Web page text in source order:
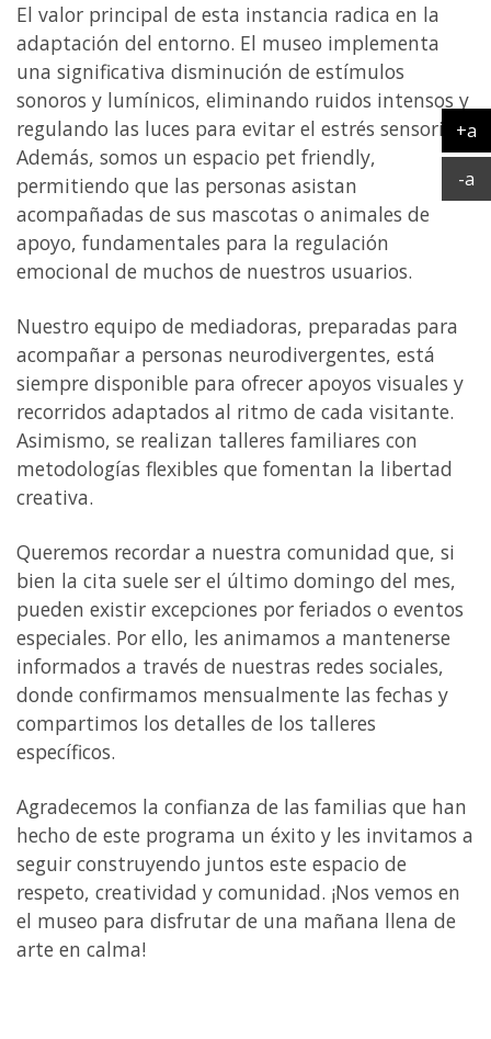
El valor principal de esta instancia radica en la
adaptación del entorno. El museo implementa
una significativa disminución de estímulos
sonoros y lumínicos, eliminando ruidos intensos y
regulando las luces para evitar el estrés sensorial.
Además, somos un espacio pet friendly,
permitiendo que las personas asistan
acompañadas de sus mascotas o animales de
apoyo, fundamentales para la regulación
emocional de muchos de nuestros usuarios.
Nuestro equipo de mediadoras, preparadas para
acompañar a personas neurodivergentes, está
siempre disponible para ofrecer apoyos visuales y
recorridos adaptados al ritmo de cada visitante.
Asimismo, se realizan talleres familiares con
metodologías flexibles que fomentan la libertad
creativa.
Queremos recordar a nuestra comunidad que, si
bien la cita suele ser el último domingo del mes,
pueden existir excepciones por feriados o eventos
especiales. Por ello, les animamos a mantenerse
informados a través de nuestras redes sociales,
donde confirmamos mensualmente las fechas y
compartimos los detalles de los talleres
específicos.
Agradecemos la confianza de las familias que han
hecho de este programa un éxito y les invitamos a
seguir construyendo juntos este espacio de
respeto, creatividad y comunidad. ¡Nos vemos en
el museo para disfrutar de una mañana llena de
arte en calma!
+a
-a